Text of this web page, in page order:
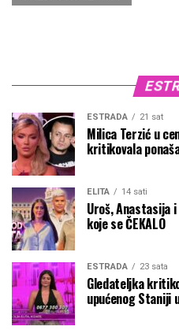
ESTRADA 21 sat
Milica Terzić u
kritikovala
ELITA 14 sati
Uroš, Anastasija
koje se ČEKALO
ESTRADA 23 sata
Gledateljka
upućenog Staniji